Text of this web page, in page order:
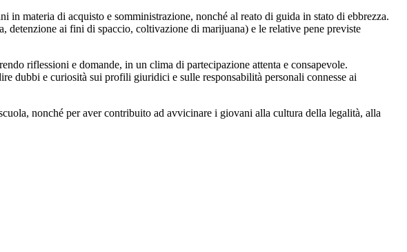
materia di acquisto e somministrazione, nonché al reato di guida in stato di ebbrezza.
detenzione ai fini di spaccio, coltivazione di marijuana) e le relative pene previste
riflessioni e domande, in un clima di partecipazione attenta e consapevole.
dubbi e curiosità sui profili giuridici e sulle responsabilità personali connesse ai
nonché per aver contribuito ad avvicinare i giovani alla cultura della legalità, alla